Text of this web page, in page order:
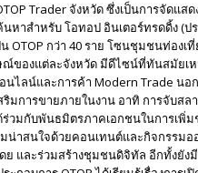
Trader จังหวัด ซึ่งเป็นการจัดแส
นหาสำหรับ โอทอป อินเตอร์ทรดดิ้ง (
กว่า 40 ราย โซนชุมชนท่องเ
ของแต่ละจังหวัด มีดีไซน์ที่ทันสมัยเ
นไลน์และการค้า Modern Trade น
มการขายภายในงาน อาทิ การจับส
มกับพันธมิตรภาคเอกชนในการเพิ่
มน่าสนใจด้วยคอนเทนต์และกิจกรร
ย และร่วมสร้างชุมชนดิจิทัล อีกทั้งยั